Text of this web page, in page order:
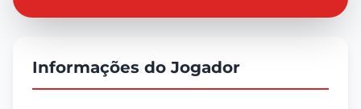
Informações do Jogador